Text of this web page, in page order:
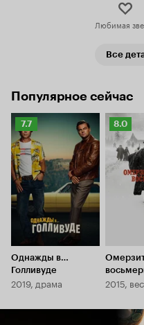
Любимая
Все
Популярное сейчас
Рейтинг
Кинопоиска
7.7
7.7
Однажды в…
Голливуде
2019, драма
Рейтинг
8.0
8.0
2015,